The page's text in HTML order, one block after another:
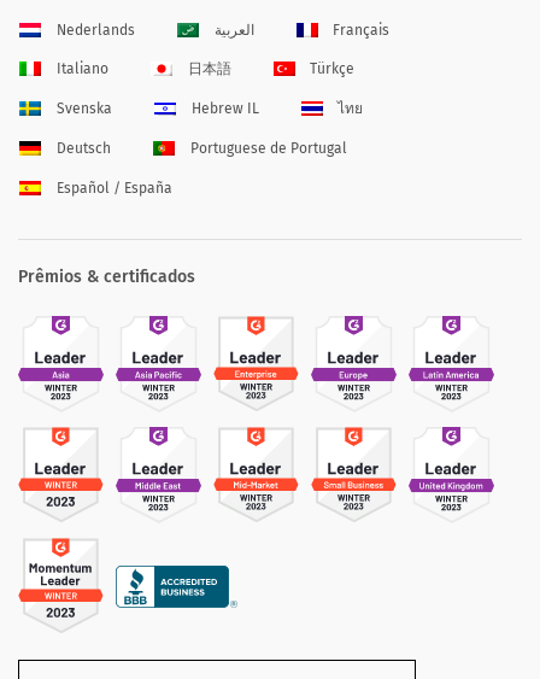
Nederlands العربية Français
Italiano 日本語 Türkçe
Svenska Hebrew IL ไทย
Deutsch Portuguese de Portugal
Español / España
Prêmios & certificados